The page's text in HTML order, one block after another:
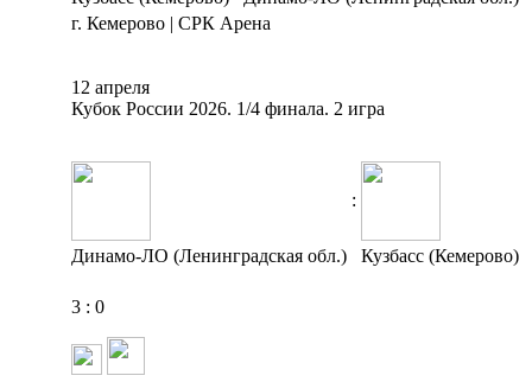
г. Кемерово | СРК Арена
12 апреля
Кубок России 2026. 1/4 финала. 2 игра
:
Динамо-ЛО (Ленинградская обл.) Кузбасс (Кемерово)
3 : 0